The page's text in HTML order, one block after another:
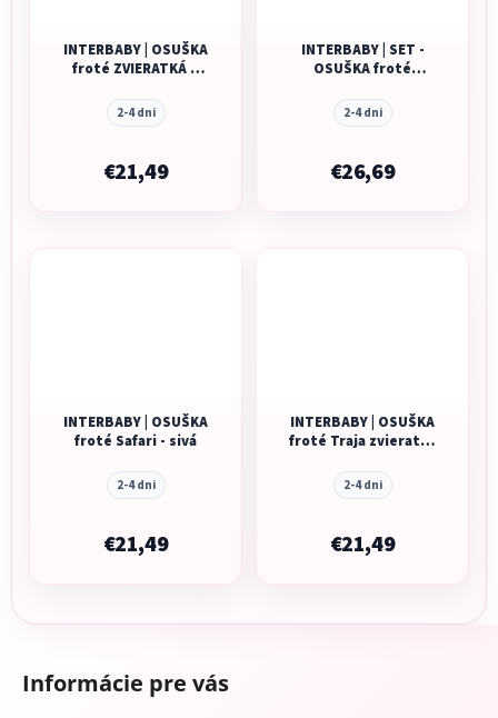
INTERBABY | OSUŠKA
froté ZVIERATKÁ +
staroružová
2-4 dni
€21,49
INTERBABY | SET -
OSUŠKA froté
PRÍTULKA - růžová
2-4 dni
€26,69
INTERBABY | OSUŠKA
froté Safari - sivá
2-4 dni
€21,49
INTERBABY | OSUŠKA
froté Traja zvieratká
2-4 dni
€21,49
Informácie pre vás